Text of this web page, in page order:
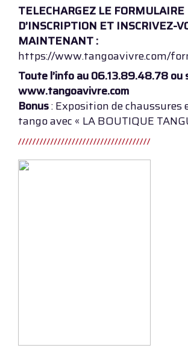
TELECHARGEZ LE FORMULAIRE
D’INSCRIPTION ET INSCRIVEZ-
MAINTENANT :
https://www.tangoavivre.com/
Toute l’info au 06.13.89.48.78 ou
www.tangoavivre.com
Bonus: Exposition de chaussures
tango avec « LA BOUTIQUE